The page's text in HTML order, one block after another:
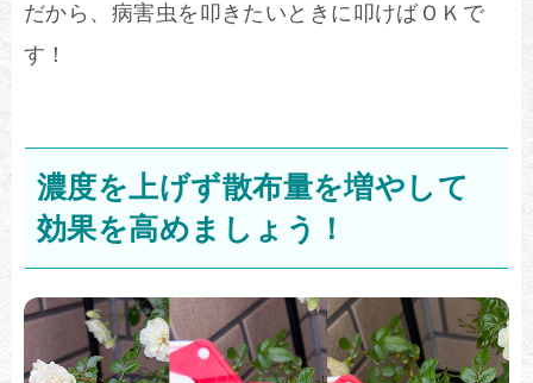
だから、病害虫を叩きたいときに叩けばＯＫで
す！
濃度を上げず散布量を増やして
効果を高めましょう！